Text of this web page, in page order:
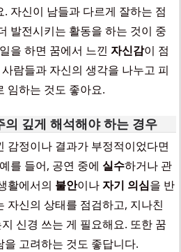
. 자신이 남들과 다르게 잘하는 점
발전시키는 활동을 하는 것이 중
을 하면 꿈에서 느낀 자신감이 점
람들과 자신의 생각을 나누고 피
임하는 것도 좋아요.
깊게 해석해야 하는 경우
감정이나 결과가 부정적이었다면
를 들어, 공연 중에 실수하거나 관
활에서의 불안이나자기 의심을 반
자신의 상태를 점검하고, 지나친
신경 쓰는 게 필요해요. 또한 꿈
고려하는 것도 좋답니다.